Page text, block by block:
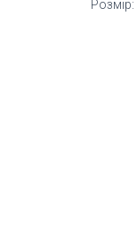
Розмір: